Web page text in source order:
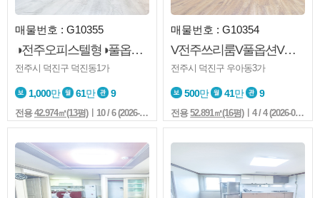
매물번호 : G10355
◑전주오피스텔형◑풀옵션◑엘베◑전북대◑덕진광장◑
전주시 덕진구 덕진동1가
1,000만 61만 9
전용42.974㎡(13평)ㅣ10 / 6 (2026-08-02 17:23:7)
매물번호 : G10354
V전주쓰리룸V풀옵션V아중중학교V아중역V아중제일아파트부근
전주시 덕진구 우아동3가
500만 41만 9
전용52.891㎡(16평)ㅣ4 / 4 (2026-08-02 17:17:7)